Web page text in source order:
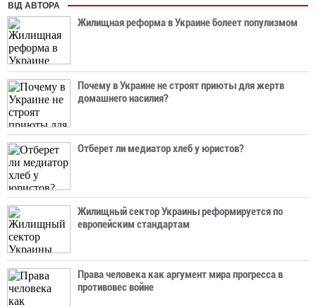
ВІД АВТОРА
Жилищная реформа в Украине болеет популизмом
Почему в Украине не строят приюты для жертв
домашнего насилия?
Отберет ли медиатор хлеб у юристов?
Жилищный сектор Украины реформируется по
европейским стандартам
Права человека как аргумент мира прогресса в
противовес войне